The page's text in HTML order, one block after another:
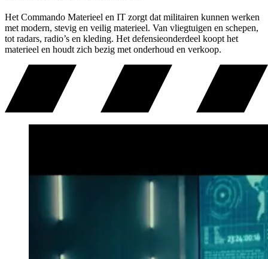
Het Commando Materieel en IT zorgt dat militairen kunnen werken
met modern, stevig en veilig materieel. Van vliegtuigen en schepen,
tot radars, radio’s en kleding. Het defensieonderdeel koopt het
materieel en houdt zich bezig met onderhoud en verkoop.